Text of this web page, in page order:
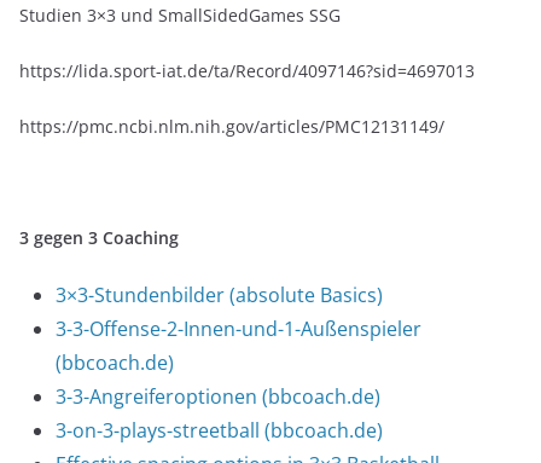
Studien 3×3 und SmallSidedGames SSG
https://lida.sport-iat.de/ta/Record/4097146?sid=4697013
https://pmc.ncbi.nlm.nih.gov/articles/PMC12131149/
3 gegen 3 Coaching
3×3-Stundenbilder (absolute Basics)
3-3-Offense-2-Innen-und-1-Außenspieler
(bbcoach.de)
3-3-Angreiferoptionen (bbcoach.de)
3-on-3-plays-streetball (bbcoach.de)